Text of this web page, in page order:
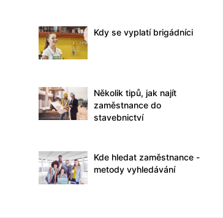
Kdy se vyplatí brigádníci
Několik tipů, jak najít
zaměstnance do
stavebnictví
Kde hledat zaměstnance -
metody vyhledávání